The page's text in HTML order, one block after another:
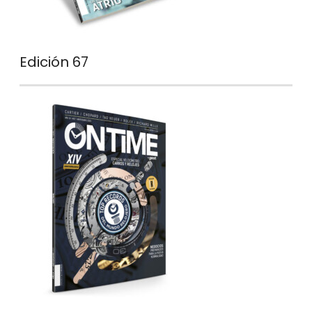
Edición 67